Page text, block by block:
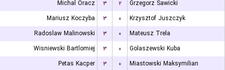
Michal Oracz
۳ ۲
Grzegorz Sawicki
Mariusz Koczyba
۳ ۰
Krzysztof Juszczyk
Radoslaw Malinowski
۳ ۰
Mateusz Trela
Wisniewski Bartlomiej
۳ ۰
Golaszewski Kuba
Petas Kacper
۳ ۰
Miastowski Maksymilian